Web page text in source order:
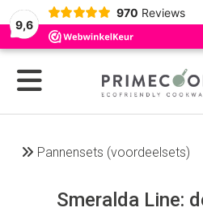
9,6
970 Reviews
Pannensets (voordeelsets)
Smeralda Line: